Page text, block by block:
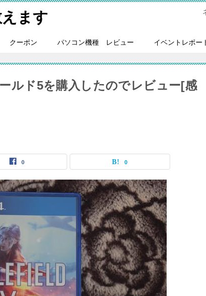
ます
クーポン パソコン機種 レビュー イベントレポー
ルド5を購入したのでレビュー[感
0 0